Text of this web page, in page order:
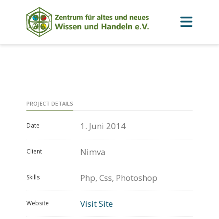
PROJECT DETAILS
Date 1. Juni 2014
Client Nimva
Skills Php, Css, Photoshop
Website Visit Site